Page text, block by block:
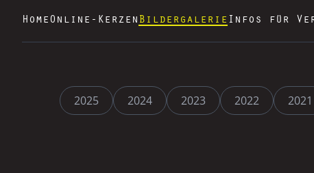
HomeOnline-Kerzen Bildergalerie Infos für
2025 2024 2023 2022 2021